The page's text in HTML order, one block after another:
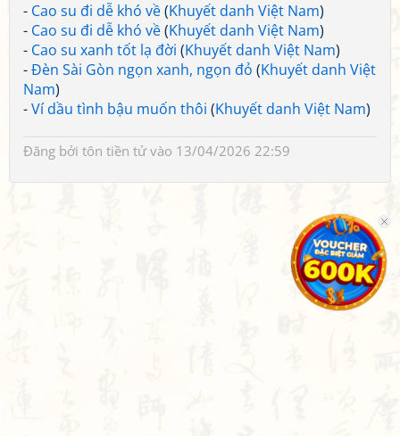
- Cao su đi dễ khó về(Khuyết danh Việt Nam)
- Cao su đi dễ khó về(Khuyết danh Việt Nam)
- Cao su xanh tốt lạ đời (Khuyết danh Việt Nam)
-Đèn Sài Gòn ngọn xanh, ngọn đỏ (Khuyết danh Việt
Nam)
-Ví dầu tình bậu muốn thôi (Khuyết danh Việt Nam)
Đăng bởi tôn tiền tửvào 13/04/2026 22:59